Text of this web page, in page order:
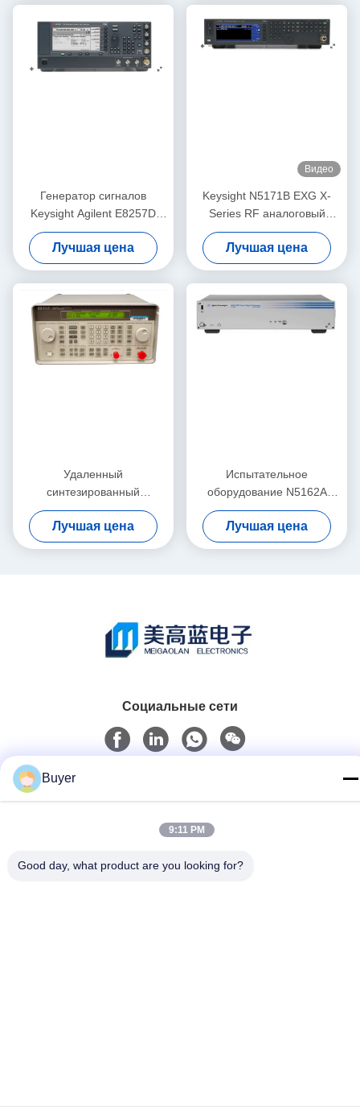
Генератор сигналов
Keysight Agilent E8257D
PSG Benchtop сетноой-
аналогов RF
Лучшая цена
Видео
Keysight N5171B EXG X-
Series RF аналоговый
генератор сигнала от 9 кГц
до 6 ГГц
Лучшая цена
Удаленный
синтезированный
генератор сигналов
Keysight Agilent 8648B
9kHz-2000MHz RF
Лучшая цена
Испытательное
оборудование N5162A
MXG генератора сигналов
радиочастоты Keysight
Agilent СЪЕЛО
Лучшая цена
Социальные сети
Электронная почта
Buyer
9:11 PM
Good day, what product are you looking for?